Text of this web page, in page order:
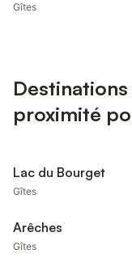
Gîtes
Destinations
proximité
Lac du Bourget
Gîtes
Arêches
Gîtes